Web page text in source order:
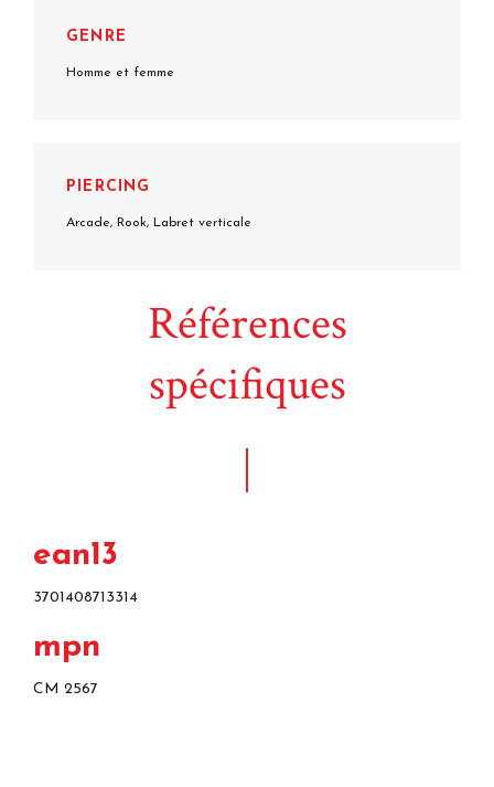
GENRE
Homme et femme
PIERCING
Arcade, Rook, Labret verticale
Références
spécifiques
ean13
3701408713314
mpn
CM 2567